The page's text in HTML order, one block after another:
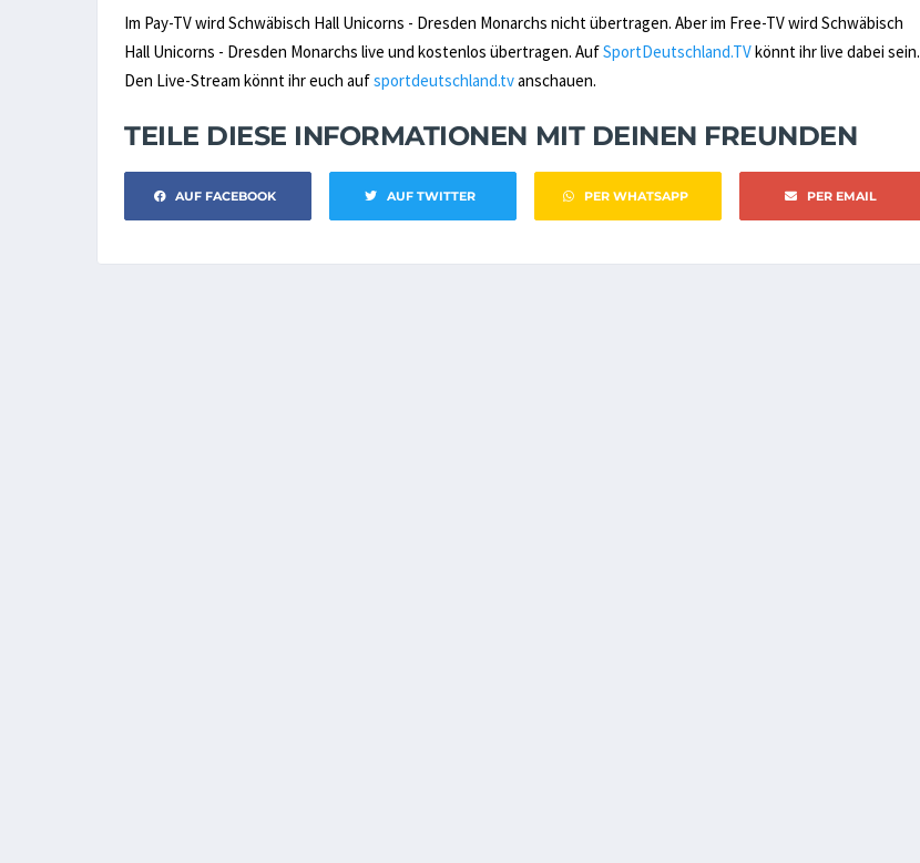
Im Pay-TV wird Schwäbisch Hall Unicorns - Dresden Monarchs nicht übertragen. Aber im Free-TV wird Schwäbisch
Hall Unicorns - Dresden Monarchs live und kostenlos übertragen. AufSportDeutschland.TVkönnt ihr live dabei sein.
Den Live-Stream könnt ihr euch aufsportdeutschland.tvanschauen.
TEILE DIESE INFORMATIONEN MIT DEINEN FREUNDEN
AUF FACEBOOK AUF TWITTER PER WHATSAPP PER EMAIL